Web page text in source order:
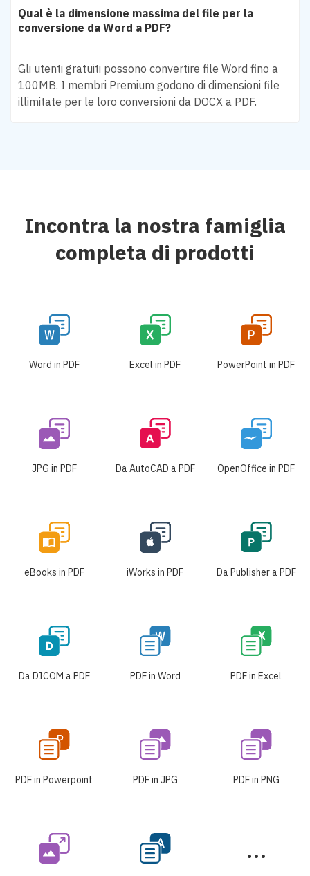
Qual è la dimensione massima del file per la
conversione da Word a PDF?
Gli utenti gratuiti possono convertire file Word fino a
100MB. I membri Premium godono di dimensioni file
illimitate per le loro conversioni da DOCX a PDF.
Incontra la nostra famiglia
completa di prodotti
Word in PDF Excel in PDF PowerPoint in PDF
JPG in PDF Da AutoCAD a PDF OpenOffice in PDF
eBooks in PDF iWorks in PDF Da Publisher a PDF
Da DICOM a PDF PDF in Word PDF in Excel
PDF in Powerpoint PDF in JPG PDF in PNG